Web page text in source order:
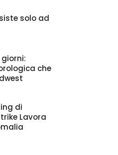
solo ad
giorni:
che
di
Lavora